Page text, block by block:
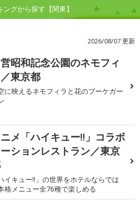
グから探す【関東】
2026/08/07 更新
昭和記念公園のネモフィ
東京都
に映えるネモフィラと花のブーケガー
メ「ハイキュー!!」コラボ
ションレストラン／東京
イキュー!!」の世界をホテルならでは
格メニュー全76種で楽しめる